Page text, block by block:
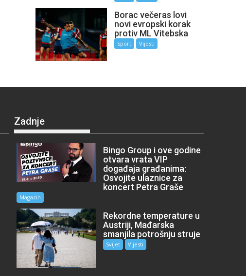
Borac večeras lovi
novi evropski korak
protiv ML Vitebska
Sport Vijesti
Zadnje
Bingo Group i ove godine
otvara vrata VIP
događaja građanima:
Osvojite ulaznice za
koncert Petra Graše
Magazin
Rekordne temperature u
Austriji, Mađarska
smanjila potrošnju struje
Svijet Vijesti